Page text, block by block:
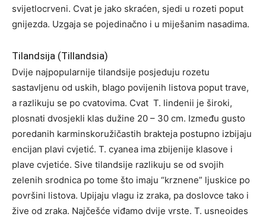
svijetlocrveni. Cvat je jako skraćen, sjedi u rozeti poput
gnijezda. Uzgaja se pojedinačno i u miješanim nasadima.
Tilandsija (Tillandsia)
Dvije najpopularnije tilandsije posjeduju rozetu
sastavljenu od uskih, blago povijenih listova poput trave,
a razlikuju se po cvatovima. Cvat T. lindenii je široki,
plosnati dvosjekli klas dužine 20 – 30 cm. Između gusto
poredanih karminskoružičastih brakteja postupno izbijaju
encijan plavi cvjetić. T. cyanea ima zbijenije klasove i
plave cvjetiće. Sive tilandsije razlikuju se od svojih
zelenih srodnica po tome što imaju “krznene” ljuskice po
površini listova. Upijaju vlagu iz zraka, pa doslovce tako i
žive od zraka. Najčešće viđamo dvije vrste. T. usneoides